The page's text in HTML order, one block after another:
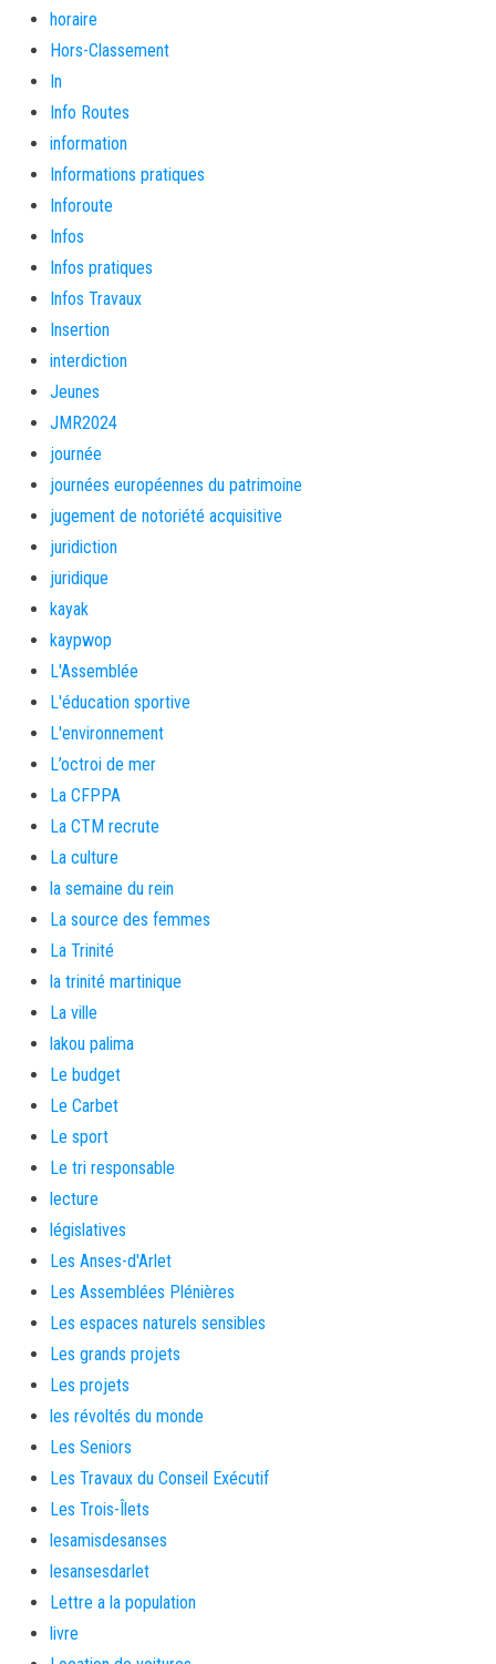
horaire
Hors-Classement
In
Info Routes
information
Informations pratiques
Inforoute
Infos
Infos pratiques
Infos Travaux
Insertion
interdiction
Jeunes
JMR2024
journée
journées européennes du patrimoine
jugement de notoriété acquisitive
juridiction
juridique
kayak
kaypwop
L'Assemblée
L'éducation sportive
L'environnement
L’octroi de mer
La CFPPA
La CTM recrute
La culture
la semaine du rein
La source des femmes
La Trinité
la trinité martinique
La ville
lakou palima
Le budget
Le Carbet
Le sport
Le tri responsable
lecture
législatives
Les Anses-d'Arlet
Les Assemblées Plénières
Les espaces naturels sensibles
Les grands projets
Les projets
les révoltés du monde
Les Seniors
Les Travaux du Conseil Exécutif
Les Trois-Îlets
lesamisdesanses
lesansesdarlet
Lettre a la population
livre